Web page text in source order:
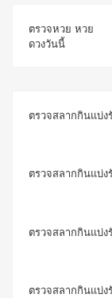
ตรวจหวย หวย
ดวงวันนี้
ตรวจสลากกินแบ่ง
ตรวจสลากกินแบ่
ตรวจสลากกินแบ่
ตรวจสลากกินแบ่